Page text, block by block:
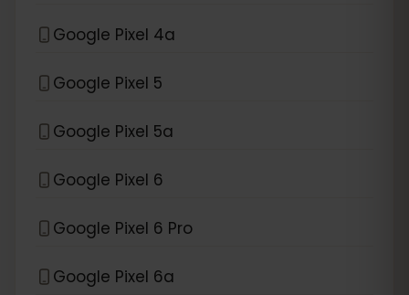
Google Pixel 4a
Google Pixel 5
Google Pixel 5a
Google Pixel 6
Google Pixel 6 Pro
Google Pixel 6a